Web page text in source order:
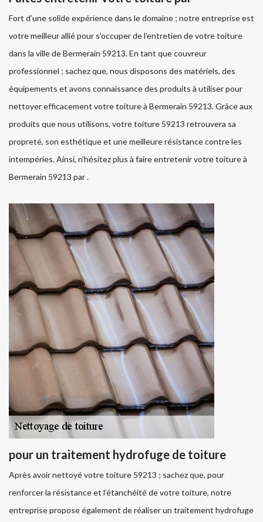
Fort d’une solide expérience dans le domaine ; notre entreprise est
votre meilleur allié pour s’occuper de l’entretien de votre toiture
dans la ville de Bermerain 59213. En tant que couvreur
professionnel ; sachez que, nous disposons des matériels, des
équipements et avons connaissance des produits à utiliser pour
nettoyer efficacement votre toiture à Bermerain 59213. Grâce aux
produits que nous utilisons, votre toiture 59213 retrouvera sa
propreté, son esthétique et une meilleure résistance contre les
intempéries. Ainsi, n’hésitez plus à faire entretenir votre toiture à
Bermerain 59213 par .
pour un traitement hydrofuge de toiture
Après avoir nettoyé votre toiture 59213 ; sachez que, pour
renforcer la résistance et l’étanchéité de votre toiture, notre
entreprise propose également de réaliser un traitement hydrofuge